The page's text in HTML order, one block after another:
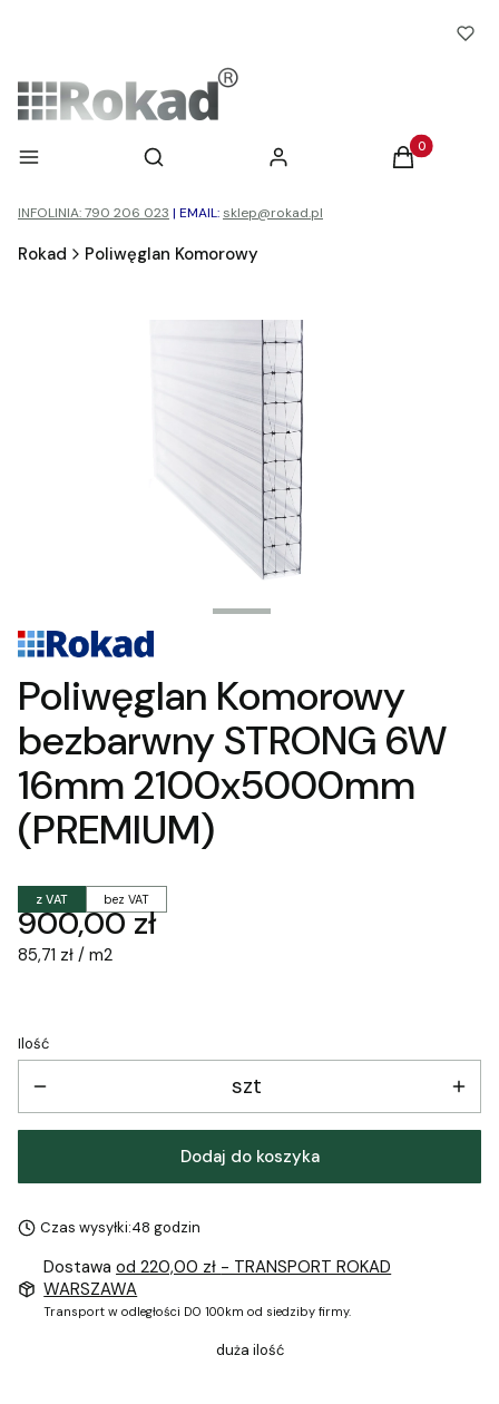
Menu Otwórz wyszukiwarkę
Szukaj Zaloguj się Produkty w
Koszyk
INFOLINIA: 790 206 023 | EMAIL: sklep@rokad.pl
Rokad Poliwęglan Komorowy
Poliwęglan Komorowy
bezbarwny STRONG 6W
16mm 2100x5000mm
(PREMIUM)
z VAT bez VAT
Cena
900,00 zł
85,71 zł / m2
Ilość
szt
Dodaj do koszyka
Czas wysyłki:48 godzin
Dostawaod 220,00 zł - TRANSPORT ROKAD
WARSZAWA
Transport w odległości DO 100km od siedziby firmy.
duża ilość